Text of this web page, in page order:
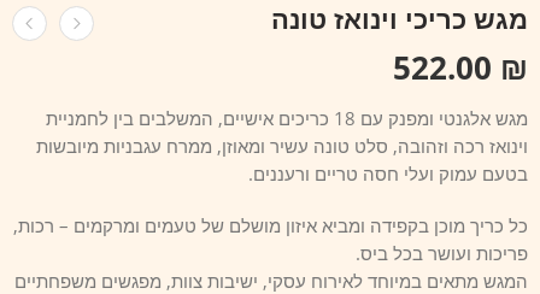
מגש כריכי וינואז טונה
₪
מגש אלגנטי ומפנק עם 18 כריכים אישיים, המשלבים בין לחמניית
וינואז רכה וזהובה, סלט טונה עשיר ומאוזן, ממרח עגבניות מיובשות
בטעם עמוק ועלי חסה טריים ורעננים.
כל כריך מוכן בקפידה ומביא איזון מושלם של טעמים ומרקמים – רכות,
פריכות ועושר בכל ביס.
המגש מתאים במיוחד לאירוח עסקי, ישיבות צוות, מפגשים משפחתיים